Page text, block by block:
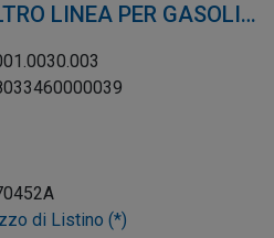
LINEA PER GASOLIO
di Listino (*)